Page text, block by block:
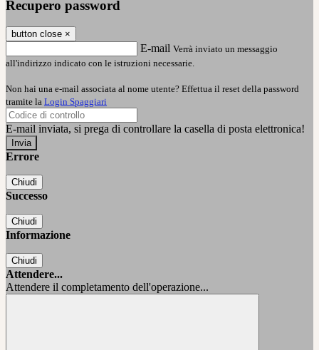
Recupero password
button close ×
E-mail Verrà inviato un messaggio
all'indirizzo indicato con le istruzioni necessarie.
Non hai una e-mail associata al nome utente? Effettua il reset della password
tramite la Login Spaggiari
E-mail inviata, si prega di controllare la casella di posta elettronica!
Errore
Chiudi
Successo
Chiudi
Informazione
Chiudi
Attendere...
Attendere il completamento dell'operazione...